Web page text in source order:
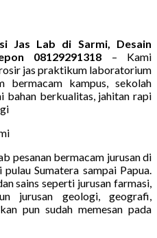
Jas Lab di Sarmi, Desain
08129291318 – Kami
jas praktikum laboratorium
bermacam kampus, sekolah
bahan berkualitas, jahitan rapi
pesanan bermacam jurusan di
Sumatera sampai Papua.
sains seperti jurusan farmasi,
jurusan geologi, geografi,
pun sudah memesan pada